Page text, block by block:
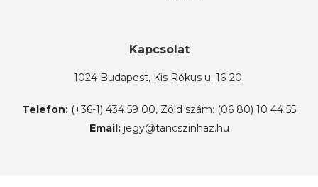
Kapcsolat
1024 Budapest, Kis Rókus u. 16-20.
Telefon: (+36-1) 434 59 00, Zöld szám: (06 80) 10 44 55
Email: jegy@tancszinhaz.hu